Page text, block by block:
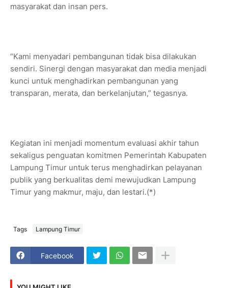
masyarakat dan insan pers.
“Kami menyadari pembangunan tidak bisa dilakukan
sendiri. Sinergi dengan masyarakat dan media menjadi
kunci untuk menghadirkan pembangunan yang
transparan, merata, dan berkelanjutan,” tegasnya.
Kegiatan ini menjadi momentum evaluasi akhir tahun
sekaligus penguatan komitmen Pemerintah Kabupaten
Lampung Timur untuk terus menghadirkan pelayanan
publik yang berkualitas demi mewujudkan Lampung
Timur yang makmur, maju, dan lestari.(*)
Tags Lampung Timur
Facebook